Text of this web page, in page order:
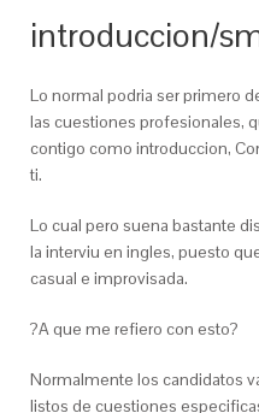
introduccion/
Lo normal podri­a ser primero
las cuestiones profesionales,
contigo como introduccion,
ti.
Lo cual pero suena bastante
la interviu en ingles, puesto
casual e improvisada.
?A que me refiero con esto?
Normalmente los candidatos
listos de cuestiones